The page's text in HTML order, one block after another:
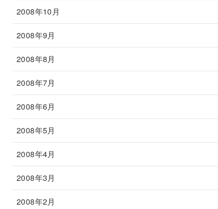
2008年10月
2008年9月
2008年8月
2008年7月
2008年6月
2008年5月
2008年4月
2008年3月
2008年2月